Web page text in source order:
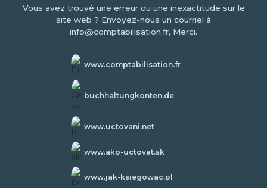
Vous avez trouvé une erreur ou une inexactitude sur le
site web ? Envoyez-nous un courriel à
info@comptabilisation.fr, Merci.
www.comptabilisation.fr
buchhaltungkonten.de
www.uctovani.net
www.ako-uctovat.sk
www.jak-ksiegowac.pl